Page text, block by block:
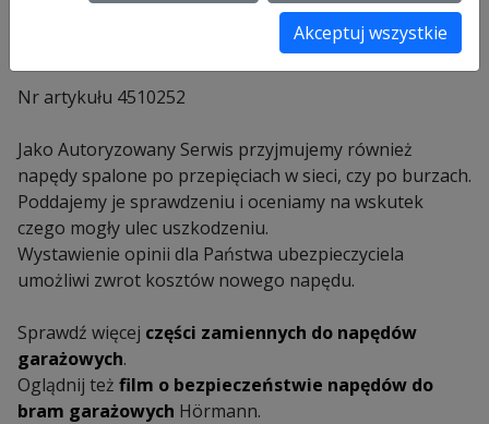
Napęd bez materiału montażowego oraz pilota.
Nr artykułu 4510252
Jako Autoryzowany Serwis przyjmujemy również
napędy spalone po przepięciach w sieci, czy po burzach.
Poddajemy je sprawdzeniu i oceniamy na wskutek
czego mogły ulec uszkodzeniu.
Wystawienie opinii dla Państwa ubezpieczyciela
umożliwi zwrot kosztów nowego napędu.
Sprawdź więcej części zamiennych do napędów
garażowych.
Oglądnij też film o bezpieczeństwie napędów do
bram garażowych Hörmann.
Akceptuj wszystkie